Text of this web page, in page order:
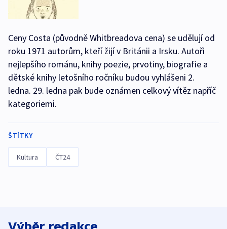
Ceny Costa (původně Whitbreadova cena) se udělují od
roku 1971 autorům, kteří žijí v Británii a Irsku. Autoři
nejlepšího románu, knihy poezie, prvotiny, biografie a
dětské knihy letošního ročníku budou vyhlášeni 2.
ledna. 29. ledna pak bude oznámen celkový vítěz napříč
kategoriemi.
ŠTÍTKY
Kultura ČT24
Výběr redakce